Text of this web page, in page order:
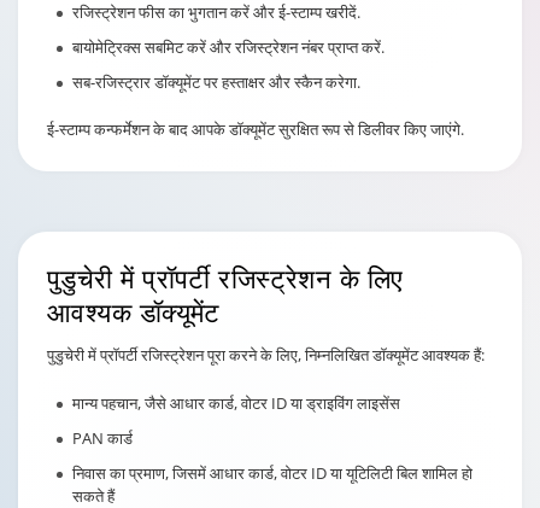
रजिस्ट्रेशन फीस का भुगतान करें और ई-स्टाम्प खरीदें.
बायोमेट्रिक्स सबमिट करें और रजिस्ट्रेशन नंबर प्राप्त करें.
सब-रजिस्ट्रार डॉक्यूमेंट पर हस्ताक्षर और स्कैन करेगा.
ई-स्टाम्प कन्फर्मेशन के बाद आपके डॉक्यूमेंट सुरक्षित रूप से डिलीवर किए जाएंगे.
पुडुचेरी में प्रॉपर्टी रजिस्ट्रेशन के लिए
आवश्यक डॉक्यूमेंट
पुडुचेरी में प्रॉपर्टी रजिस्ट्रेशन पूरा करने के लिए, निम्नलिखित डॉक्यूमेंट आवश्यक हैं:
मान्य पहचान, जैसे आधार कार्ड, वोटर ID या ड्राइविंग लाइसेंस
PAN कार्ड
निवास का प्रमाण, जिसमें आधार कार्ड, वोटर ID या यूटिलिटी बिल शामिल हो
सकते हैं